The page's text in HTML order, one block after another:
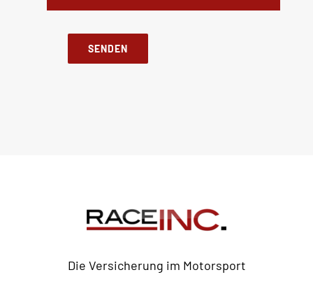
SENDEN
Die Versicherung im Motorsport